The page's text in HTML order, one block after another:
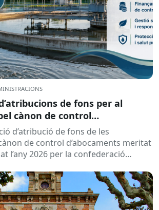
de fons per al
cànon de control
l’any 2025 i liquidat l’any
d’atribució de fons de les
de control d’abocaments meritat
l’any 2026 per la confederació